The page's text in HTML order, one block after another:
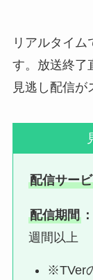
リアルタイ
す。放送終了
見逃し配信が
配信サー
配信期間 ：
週間以上
※TVer